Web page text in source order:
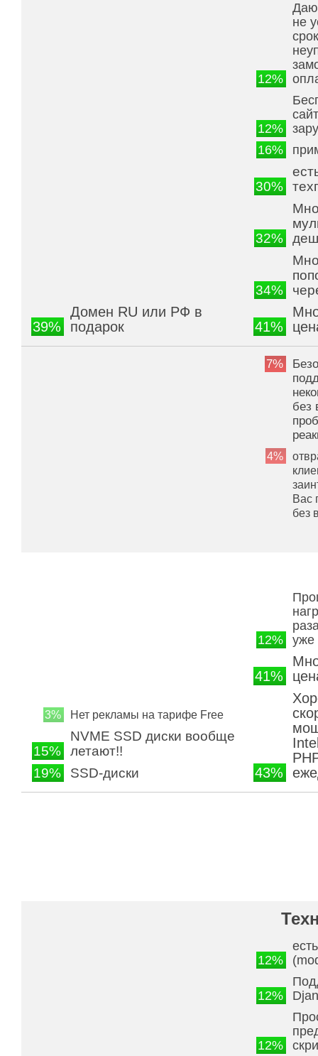
39%
Домен RU или РФ в
подарок
12%
не
12%
16%
30%
32%
34%
41%
7%
без
4%
Вас
без
3% Нет рекламы на тарифе Free
15%
NVME SSD диски вообще
летают!!
19%
SSD-диски
12%
уже
41%
43%
12%
12%
12%